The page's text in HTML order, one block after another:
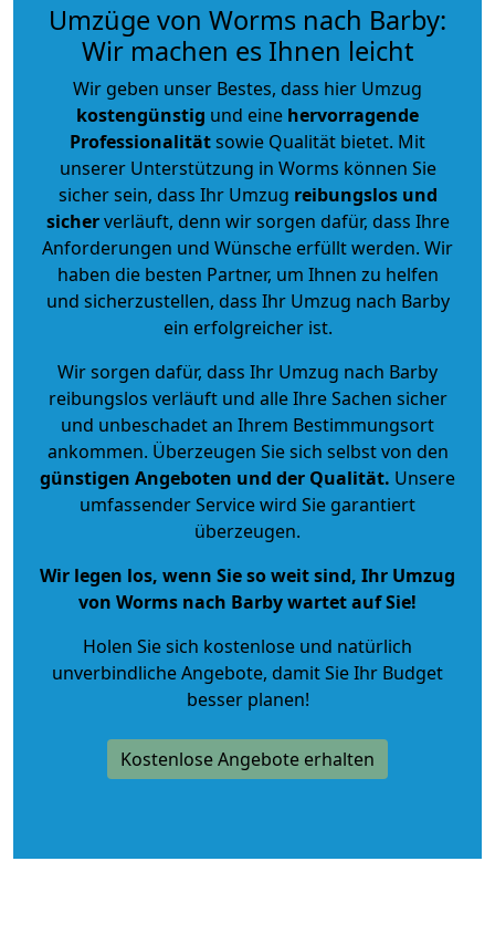
Umzüge von Worms nach Barby:
Wir machen es Ihnen leicht
Wir geben unser Bestes, dass hier Umzug
kostengünstig und eine hervorragende
Professionalitätsowie Qualität bietet. Mit
unserer Unterstützung in Worms können Sie
sicher sein, dass Ihr Umzug reibungslos und
sicherverläuft, denn wir sorgen dafür, dass Ihre
Anforderungen und Wünsche erfüllt werden. Wir
haben die besten Partner, um Ihnen zu helfen
und sicherzustellen, dass Ihr Umzug nach Barby
ein erfolgreicher ist.
Wir sorgen dafür, dass Ihr Umzug nach Barby
reibungslos verläuft und alle Ihre Sachen sicher
und unbeschadet an Ihrem Bestimmungsort
ankommen. Überzeugen Sie sich selbst von den
günstigen Angeboten und der Qualität. Unsere
umfassender Service wird Sie garantiert
überzeugen.
Wir legen los, wenn Sie so weit sind, Ihr Umzug
von Worms nach Barby wartet auf Sie!
Holen Sie sich kostenlose und natürlich
unverbindliche Angebote, damit Sie Ihr Budget
besser planen!
Kostenlose Angebote erhalten